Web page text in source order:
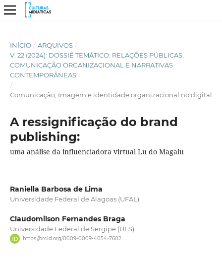
INÍCIO / ARQUIVOS /
V. 22 (2024): DOSSIÊ TEMÁTICO: RELAÇÕES PÚBLICAS,
COMUNICAÇÃO ORGANIZACIONAL E NARRATIVAS
CONTEMPORÂNEAS
/
Comunicação, Imagem e identidade organizacional no digital
A ressignificação do brand
publishing:
uma análise da influenciadora virtual Lu do Magalu
Raniella Barbosa de Lima
Universidade Federal de Alagoas (UFAL)
Claudomilson Fernandes Braga
Universidade Federal de Sergipe (UFS)
https://orcid.org/0009-0009-4054-7602